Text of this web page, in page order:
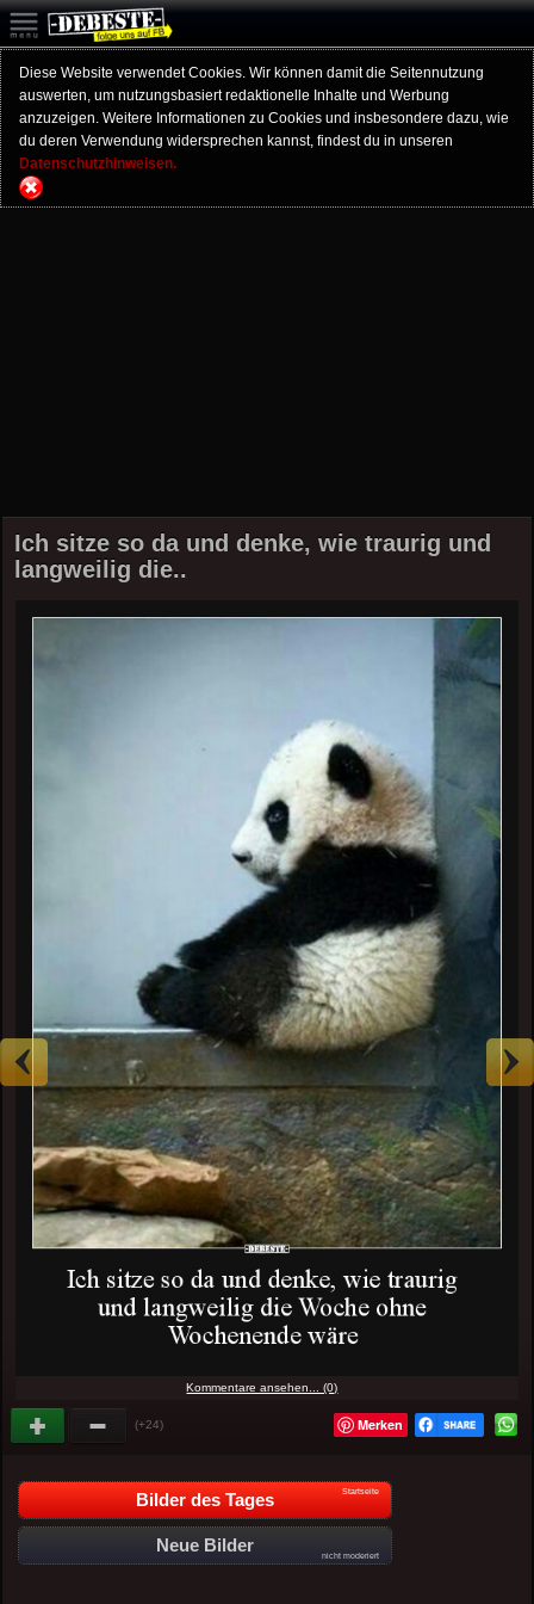
Diese Website verwendet Cookies. Wir können damit die Seitennutzung
auswerten, um nutzungsbasiert redaktionelle Inhalte und Werbung
anzuzeigen. Weitere Informationen zu Cookies und insbesondere dazu, wie
du deren Verwendung widersprechen kannst, findest du in unseren
Datenschutzhinweisen.
Ich sitze so da und denke, wie traurig und
langweilig die..
Kommentare ansehen... (0)
(+24) Merken
Bilder des Tages Startseite
Neue Bilder
nicht moderiert